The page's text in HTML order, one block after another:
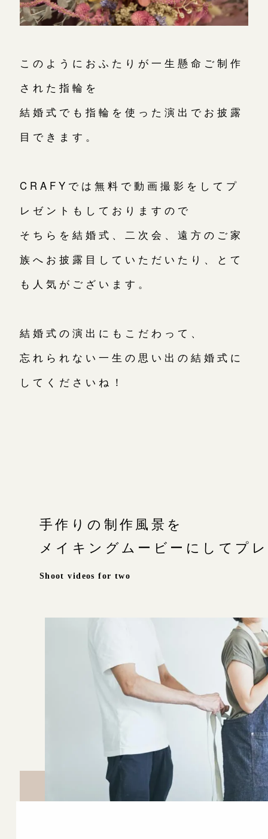
このようにおふたりが一生懸命ご制作
された指輪を
結婚式でも指輪を使った演出でお披露
目できます。
CRAFYでは無料で動画撮影をしてプ
レゼントもしておりますので
そちらを結婚式、二次会、遠方のご家
族へお披露目していただいたり、とて
も人気がございます。
結婚式の演出にもこだわって、
忘れられない一生の思い出の結婚式に
してくださいね！
手作りの制作風景を
メイキングムービーにしてプ